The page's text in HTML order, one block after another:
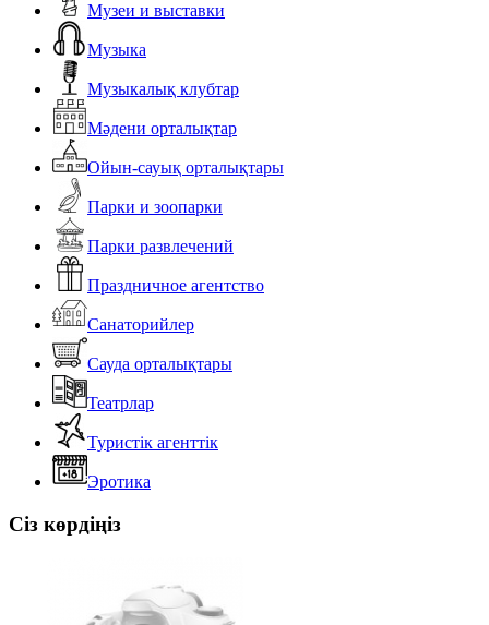
Музеи и выставки
Музыка
Музыкалық клубтар
Мәдени орталықтар
Ойын-сауық орталықтары
Парки и зоопарки
Парки развлечений
Праздничное агентство
Санаторийлер
Сауда орталықтары
Театрлар
Туристік агенттік
Эротика
Сіз көрдіңіз